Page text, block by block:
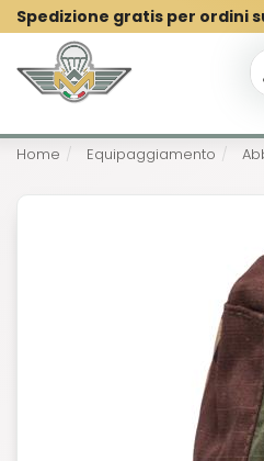
Spedizione gratis per ordini
Home Equipaggiamento